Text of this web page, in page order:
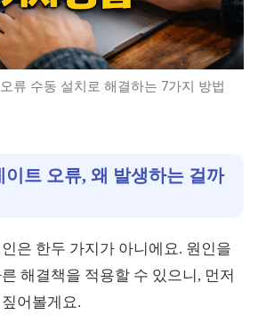
류 수동 설치로 해결하는 7가지 방법
이트 오류, 왜 발생하는 걸까
은 한두 가지가 아니에요. 원인을
해결책을 적용할 수 있으니, 먼저
어볼게요.